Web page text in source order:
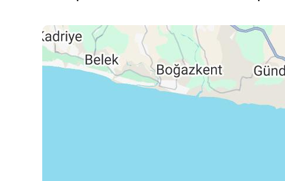
pre lety so Satur Dynamic cena zahŕňa leteckú dopravu,
pred vami, max. rozmer 40x30x20 cm) a iba vo vybraných
počtu zvolených nocí, stravovanie podľa typu kapacity,